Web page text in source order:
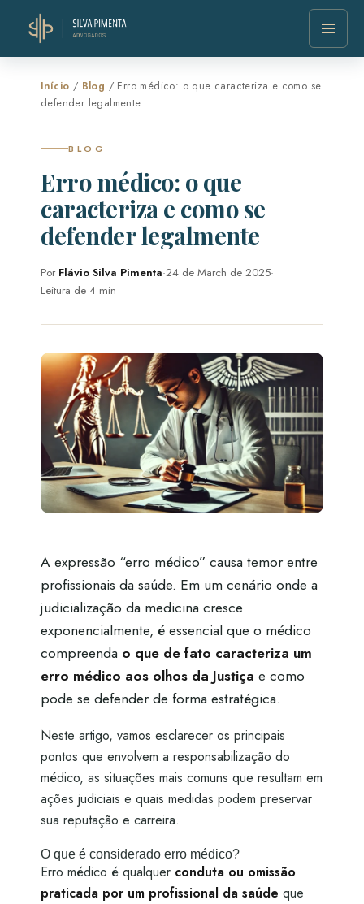
Início / Blog / Erro médico: o que caracteriza e como se
defender legalmente
BLOG
Erro médico: o que
caracteriza e como se
defender legalmente
Por Flávio Silva Pimenta·24 de March de 2025·
Leitura de 4 min
A expressão “erro médico” causa temor entre
profissionais da saúde. Em um cenário onde a
judicialização da medicina cresce
exponencialmente, é essencial que o médico
compreenda o que de fato caracteriza um
erro médico aos olhos da Justiça e como
pode se defender de forma estratégica.
Neste artigo, vamos esclarecer os principais
pontos que envolvem a responsabilização do
médico, as situações mais comuns que resultam em
ações judiciais e quais medidas podem preservar
sua reputação e carreira.
O que é considerado erro médico?
Erro médico é qualquer conduta ou omissão
praticada por um profissional da saúde que